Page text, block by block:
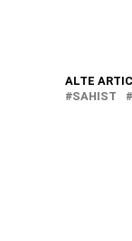
ALTE
SAHIST